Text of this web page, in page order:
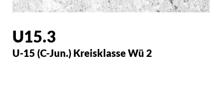
U15.3
U-15 (C-Jun.) Kreisklasse Wü 2